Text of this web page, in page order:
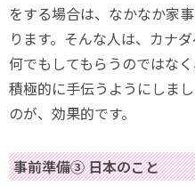
をする場合は、なかなか家
ります。そんな人は、カナ
何でもしてもらうのではな
積極的に手伝うようにしま
のが、効果的です。
事前準備③ 日本のこと